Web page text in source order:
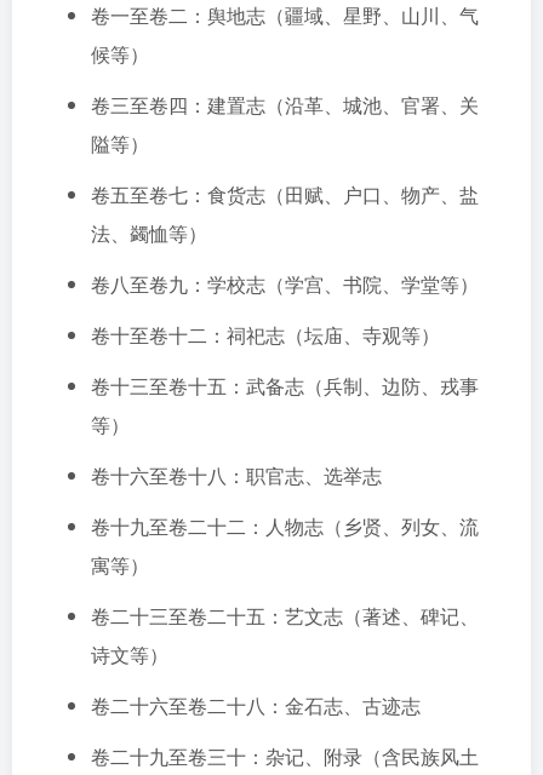
卷一至卷二：舆地志（疆域、星野、山川、气
候等）
卷三至卷四：建置志（沿革、城池、官署、关
隘等）
卷五至卷七：食货志（田赋、户口、物产、盐
法、蠲恤等）
卷八至卷九：学校志（学宫、书院、学堂等）
卷十至卷十二：祠祀志（坛庙、寺观等）
卷十三至卷十五：武备志（兵制、边防、戎事
等）
卷十六至卷十八：职官志、选举志
卷十九至卷二十二：人物志（乡贤、列女、流
寓等）
卷二十三至卷二十五：艺文志（著述、碑记、
诗文等）
卷二十六至卷二十八：金石志、古迹志
卷二十九至卷三十：杂记、附录（含民族风土